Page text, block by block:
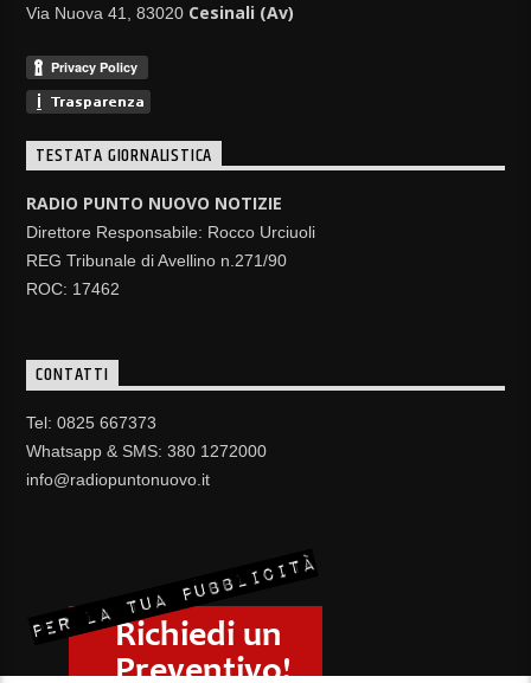
Via Nuova 41, 83020 Cesinali (Av)
TESTATA GIORNALISTICA
RADIO PUNTO NUOVO NOTIZIE
Direttore Responsabile: Rocco Urciuoli
REG Tribunale di Avellino n.271/90
ROC: 17462
CONTATTI
Tel: 0825 667373
Whatsapp & SMS: 380 1272000
info@radiopuntonuovo.it